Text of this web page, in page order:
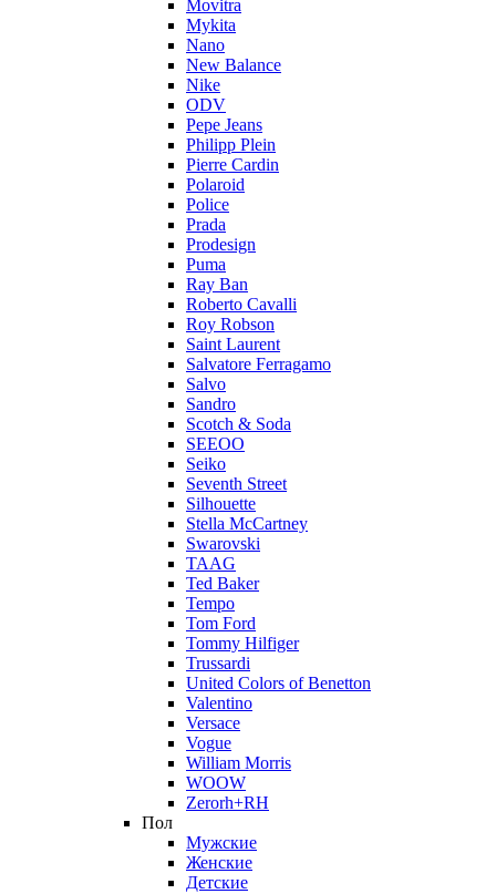
Movitra
Mykita
Nano
New Balance
Nike
ODV
Pepe Jeans
Philipp Plein
Pierre Cardin
Polaroid
Police
Prada
Prodesign
Puma
Ray Ban
Roberto Cavalli
Roy Robson
Saint Laurent
Salvatore Ferragamo
Salvo
Sandro
Scotch & Soda
SEEOO
Seiko
Seventh Street
Silhouette
Stella McCartney
Swarovski
TAAG
Ted Baker
Tempo
Tom Ford
Tommy Hilfiger
Trussardi
United Colors of Benetton
Valentino
Versace
Vogue
William Morris
WOOW
Zerorh+RH
Пол
Мужские
Женские
Детские